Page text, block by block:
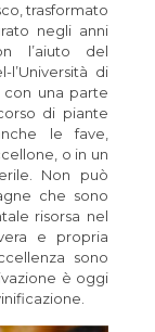
trasformato
negli anni
l’aiuto del
di
con una parte
di piante
le fave,
o in un
Non può
che sono
risorsa nel
e propria
sono
è oggi